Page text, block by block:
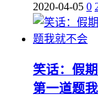
2020-04-05 0
笑话：假
第一道题